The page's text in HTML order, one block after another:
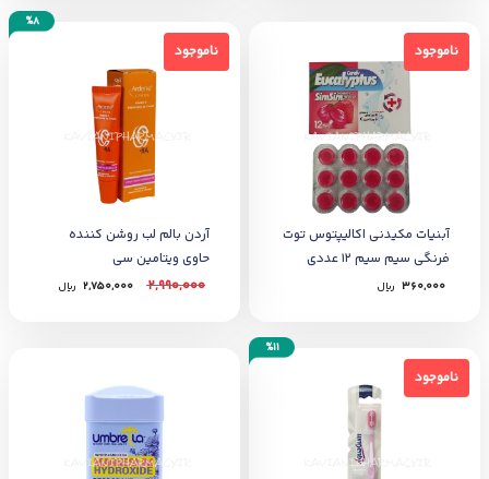
ناموجود
ناموجود
آبنیات مکیدنی اکالیپتوس توت
فرنگی سیم سیم 12 عددی
360,000 ﷼
ناموجود
%8
ناموجود
آردن بالم لب روشن کننده
حاوی ویتامین سی
2,990,000
2,750,000 ﷼
ناموجود
%11
ناموجود